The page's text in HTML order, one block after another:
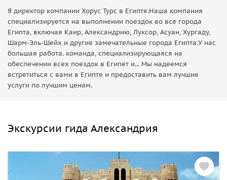
Я директор компании Хорус Турс в Египте.Наша компания
специализируется на выполнении поездок во все города
Египта, включая Каир, Александрию, Луксор, Асуан, Хургаду,
Шарм-Эль-Шейх и другие замечательные города Египта.У нас
большая работа. команда, специализирующаяся на
обеспечении всех поездок в Египет и... Мы надеемся
встретиться с вами в Египте и предоставить вам лучшие
услуги по лучшим ценам.
Экскурсии гида Александрия